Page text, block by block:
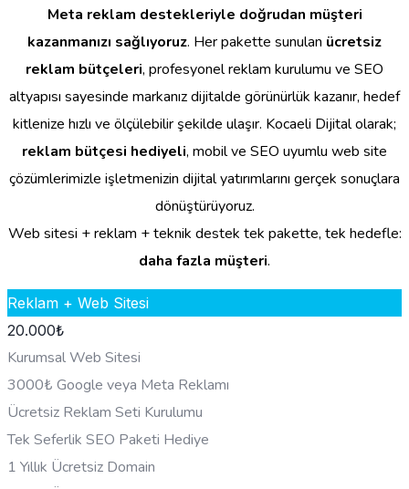
Meta reklam destekleriyle doğrudan müşteri
kazanmanızı sağlıyoruz. Her pakette sunulan ücretsiz
reklam bütçeleri, profesyonel reklam kurulumu ve SEO
altyapısı sayesinde markanız dijitalde görünürlük kazanır, hedef
kitlenize hızlı ve ölçülebilir şekilde ulaşır. Kocaeli Dijital olarak;
reklam bütçesi hediyeli, mobil ve SEO uyumlu web site
çözümlerimizle işletmenizin dijital yatırımlarını gerçek sonuçlara
dönüştürüyoruz.
Web sitesi + reklam + teknik destek tek pakette, tek hedefle:
daha fazla müşteri.
Reklam + Web Sitesi
20.000₺
Kurumsal Web Sitesi
3000₺ Google veya Meta Reklamı
Ücretsiz Reklam Seti Kurulumu
Tek Seferlik SEO Paketi Hediye
1 Yıllık Ücretsiz Domain